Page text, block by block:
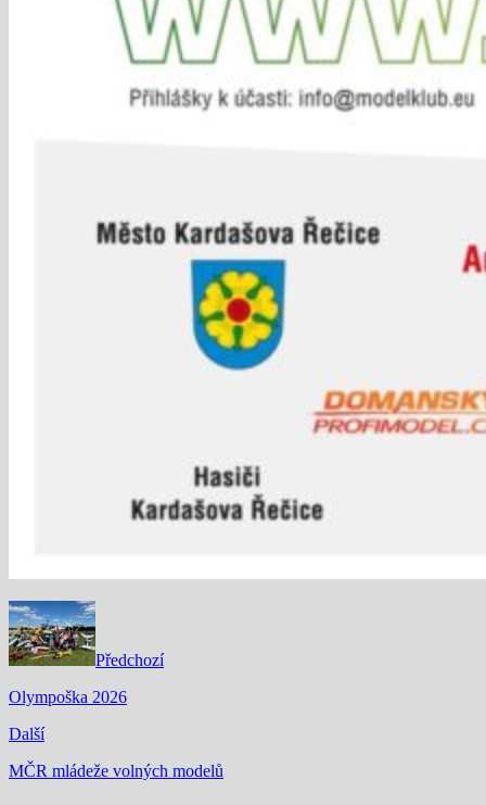
Předchozí
Olympoška 2026
Další
MČR mládeže volných modelů